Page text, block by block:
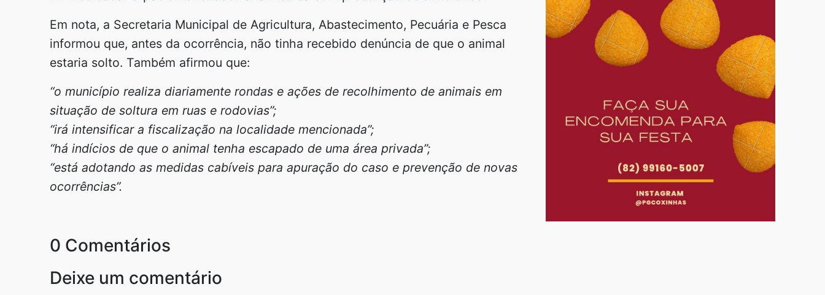
Em nota, a Secretaria Municipal de Agricultura, Abastecimento, Pecuária e Pesca
informou que, antes da ocorrência, não tinha recebido denúncia de que o animal
estaria solto. Também afirmou que:
“o município realiza diariamente rondas e ações de recolhimento de animais em
situação de soltura em ruas e rodovias”;
“irá intensificar a fiscalização na localidade mencionada”;
“há indícios de que o animal tenha escapado de uma área privada”;
“está adotando as medidas cabíveis para apuração do caso e prevenção de novas
ocorrências”.
0 Comentários
Deixe um comentário